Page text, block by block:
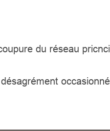
du réseau